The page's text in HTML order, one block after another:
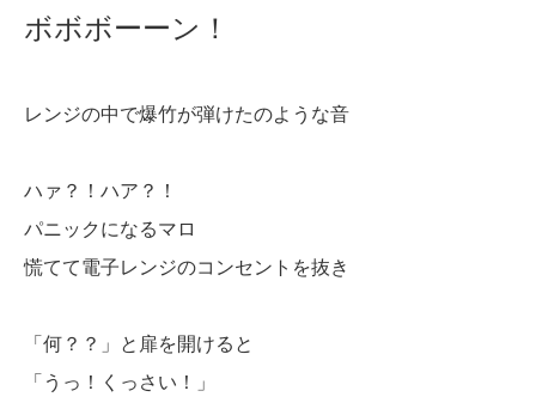
ボボボーーン！
レンジの中で爆竹が弾けたのような音
ハァ？！ハア？！
パニックになるマロ
慌てて電子レンジのコンセントを抜き
「何？？」と扉を開けると
「うっ！くっさい！」